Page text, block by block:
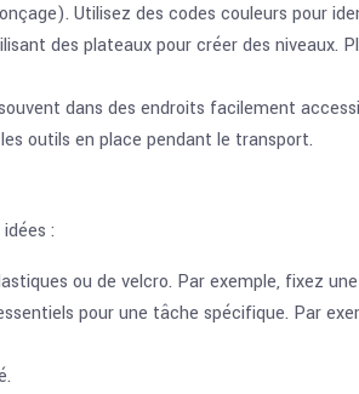
Utilisez des codes couleurs pour
des plateaux pour créer des niveaux.
dans des endroits facilement
outils en place pendant le transport.
:
ou de velcro. Par exemple, fixez
pour une tâche spécifique. Par